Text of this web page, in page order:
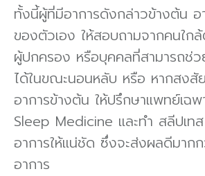
ทั้งนี้ผู้ที่มีอาการดังกล่าวข้างต้น อ
ของตัวเอง ให้สอบถามจากคนใ
ผู้ปกครอง หรือบุคคลที่สามารถช่ว
ได้ในขณะนอนหลับ หรือ หากสงสัย
อาการข้างต้น ให้ปรึกษาแพทย์เฉ
Sleep Medicine และทํา สลีปเท
อาการให้แน่ชัด ซึ่งจะส่งผลดีมาก
อาการ